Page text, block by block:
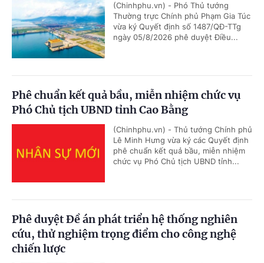
(Chinhphu.vn) - Phó Thủ tướng
Thường trực Chính phủ Phạm Gia Túc
vừa ký Quyết định số 1487/QĐ-TTg
ngày 05/8/2026 phê duyệt Điều...
Phê chuẩn kết quả bầu, miễn nhiệm chức vụ
Phó Chủ tịch UBND tỉnh Cao Bằng
(Chinhphu.vn) - Thủ tướng Chính phủ
Lê Minh Hưng vừa ký các Quyết định
phê chuẩn kết quả bầu, miễn nhiệm
chức vụ Phó Chủ tịch UBND tỉnh...
Phê duyệt Đề án phát triển hệ thống nghiên
cứu, thử nghiệm trọng điểm cho công nghệ
chiến lược